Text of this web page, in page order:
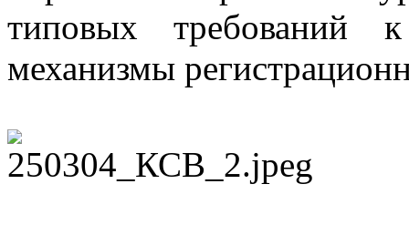
типовых требований
механизмы